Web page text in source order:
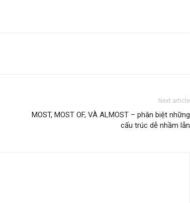
Next article
MOST, MOST OF, VÀ ALMOST – phân biệt những
cấu trúc dễ nhầm lẫn